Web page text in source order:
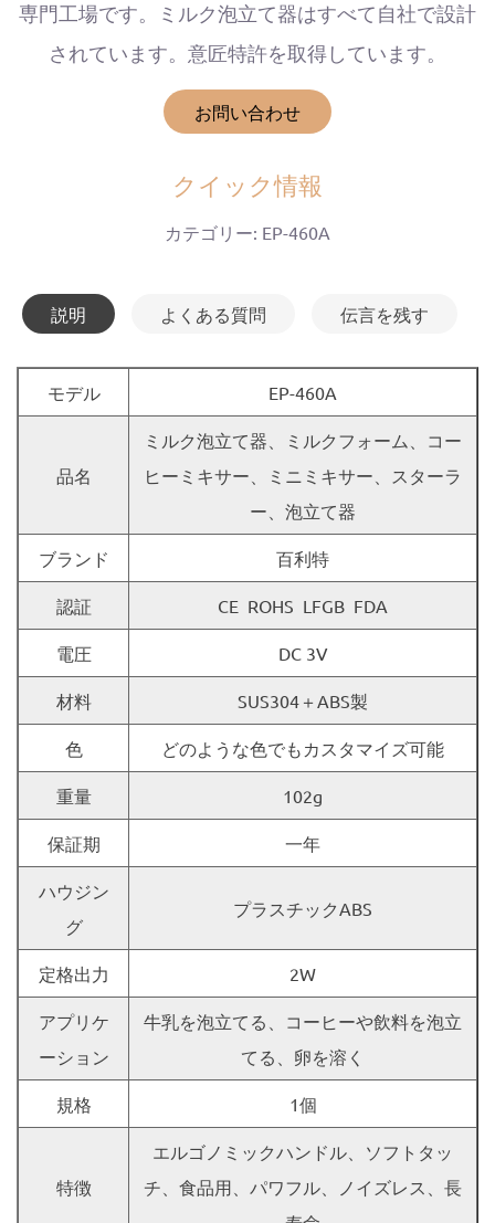
専門工場です。ミルク泡立て器はすべて自社で設計
されています。意匠特許を取得しています。
お問い合わせ
クイック情報
カテゴリー: EP-460A
説明 よくある質問 伝言を残す
モデル EP-460A
品名
ミルク泡立て器、ミルクフォーム、コー
ヒーミキサー、ミニミキサー、スターラ
ー、泡立て器
ブランド 百利特
認証 CE ROHS LFGB FDA
電圧 DC 3V
材料 SUS304＋ABS製
色 どのような色でもカスタマイズ可能
重量 102g
保証期 一年
ハウジン
グ
プラスチックABS
定格出力 2W
アプリケ
ーション
牛乳を泡立てる、コーヒーや飲料を泡立
てる、卵を溶く
規格 1個
特徴
エルゴノミックハンドル、ソフトタッ
チ、食品用、パワフル、ノイズレス、長